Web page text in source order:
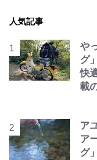
人気記事
や
グ
快
載
ア
ア
グ